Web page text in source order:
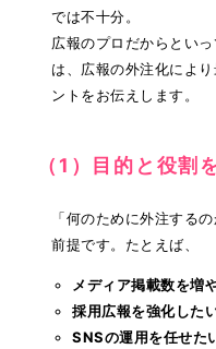
では不十分。
広報のプロだからとい
は、広報の外注化によ
ントをお伝えします。
（1）目的と役割
「何のために外注する
前提です。たとえば、
メディア掲載数を増
採用広報を強化した
SNSの運用を任せた